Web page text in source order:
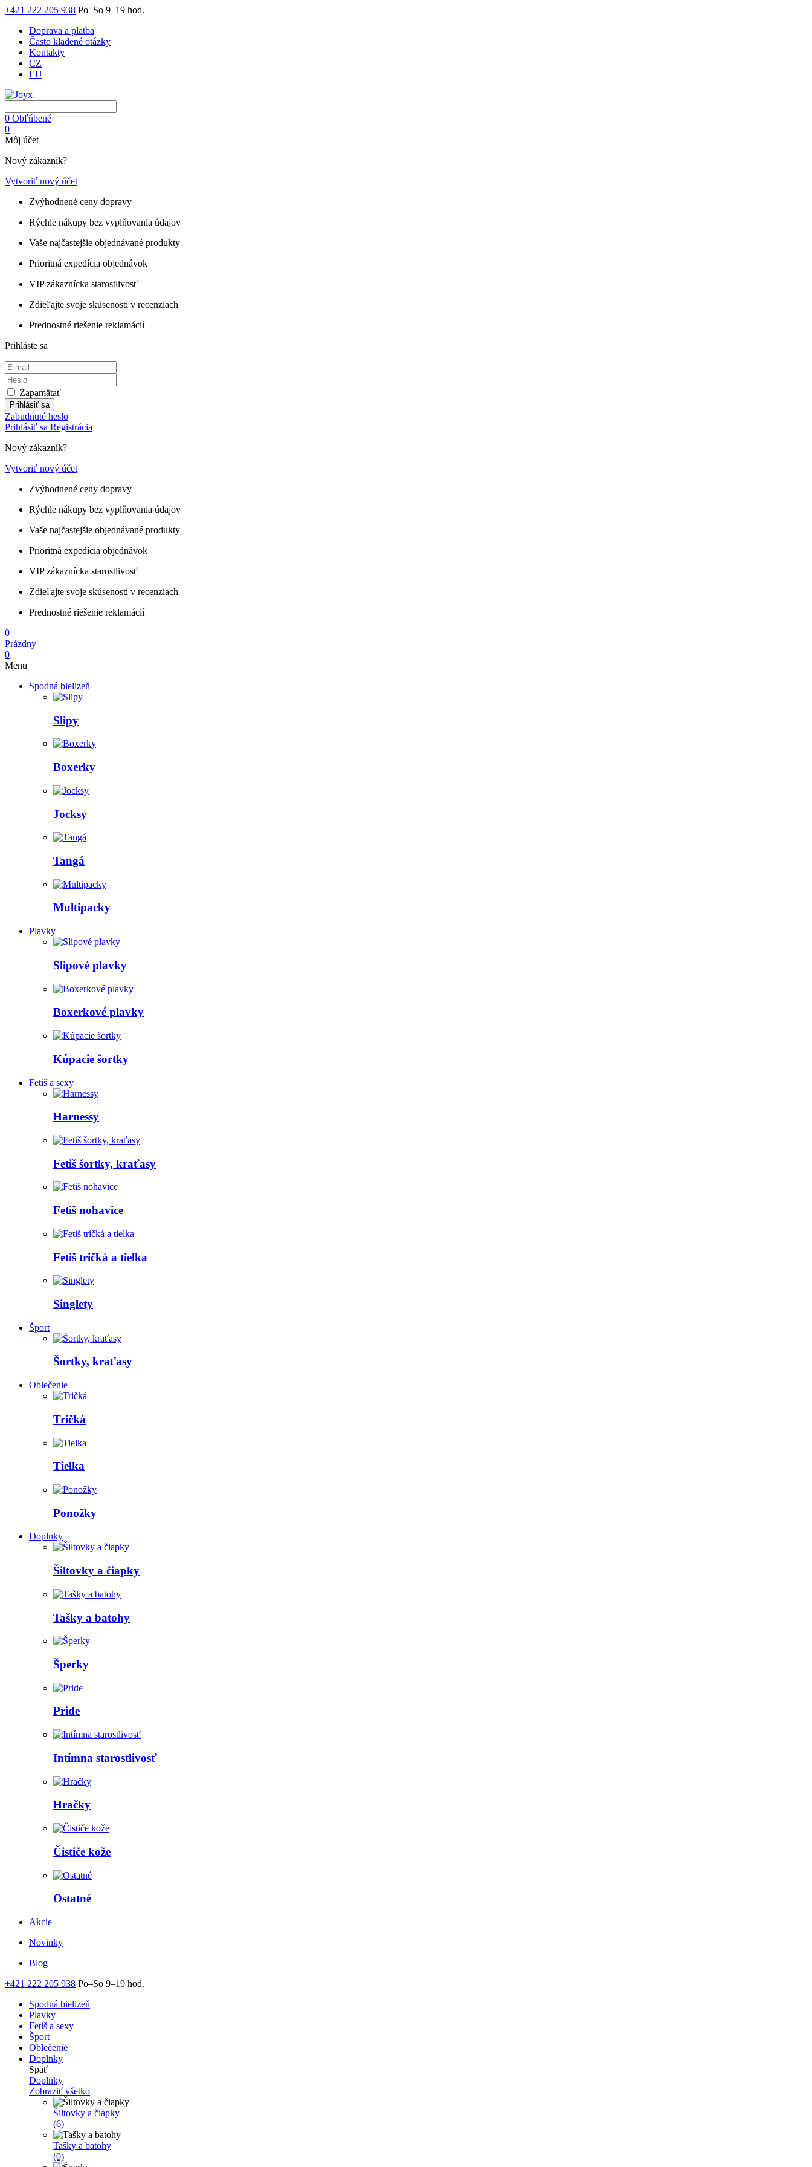
+421 222 205 938 Po–So 9–19 hod.
Doprava a platba
Často kladené otázky
Kontakty
CZ
EU
0 Obľúbené
0
Môj účet
Nový zákazník?
Vytvoriť nový účet
Zvýhodnené ceny dopravy
Rýchle nákupy bez vyplňovania údajov
Vaše najčastejšie objednávané produkty
Prioritná expedícia objednávok
VIP zákaznícka starostlivosť
Zdieľajte svoje skúsenosti v recenziach
Prednostné riešenie reklamácií
Prihláste sa
Zapamätať
Prihlásiť sa
Zabudnuté heslo
Prihlásiť sa Registrácia
Nový zákazník?
Vytvoriť nový účet
Zvýhodnené ceny dopravy
Rýchle nákupy bez vyplňovania údajov
Vaše najčastejšie objednávané produkty
Prioritná expedícia objednávok
VIP zákaznícka starostlivosť
Zdieľajte svoje skúsenosti v recenziach
Prednostné riešenie reklamácií
0
Prázdny
0
Menu
Spodná bielizeň
Slipy
Boxerky
Jocksy
Tangá
Multipacky
Plavky
Slipové plavky
Boxerkové plavky
Kúpacie šortky
Fetiš a sexy
Harnessy
Fetiš šortky, kraťasy
Fetiš nohavice
Fetiš tričká a tielka
Singlety
Šport
Šortky, kraťasy
Oblečenie
Tričká
Tielka
Ponožky
Doplnky
Šiltovky a čiapky
Tašky a batohy
Šperky
Pride
Intímna starostlivosť
Hračky
Čističe kože
Ostatné
Akcie
Novinky
Blog
+421 222 205 938 Po–So 9–19 hod.
Spodná bielizeň
Plavky
Fetiš a sexy
Šport
Oblečenie
Doplnky
Späť
Doplnky
Zobraziť všetko
Šiltovky a čiapky
(6)
Tašky a batohy
(0)